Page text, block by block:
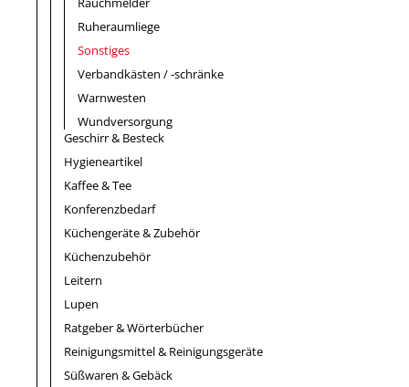
Ruheraumliege
Sonstiges
Verbandkästen / -schränke
Warnwesten
Wundversorgung
Geschirr & Besteck
Hygieneartikel
Kaffee & Tee
Konferenzbedarf
Küchengeräte & Zubehör
Küchenzubehör
Leitern
Lupen
Ratgeber & Wörterbücher
Reinigungsmittel & Reinigungsgeräte
Süßwaren & Gebäck